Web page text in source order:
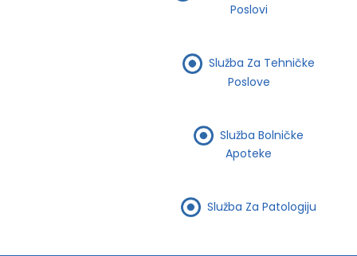
Poslovi
Služba Za Tehničke
Poslove
Služba Bolničke
Apoteke
Služba Za Patologiju